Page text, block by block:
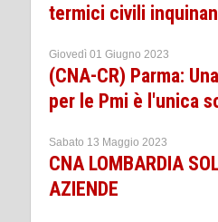
termici civili
Giovedì 01 Giugno 2023
(CNA-CR) Parma:
per le Pmi è l'unica
Sabato 13 Maggio 2023
CNA LOMBARDIA
AZIENDE